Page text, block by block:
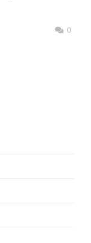
0